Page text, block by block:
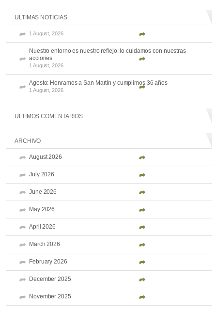
ULTIMAS NOTICIAS
1 August, 2026
Nuestro entorno es nuestro reflejo: lo cuidamos con nuestras
acciones
1 August, 2026
Agosto: Honramos a San Martín y cumplimos 36 años
1 August, 2026
ULTIMOS COMENTARIOS
ARCHIVO
August 2026
July 2026
June 2026
May 2026
April 2026
March 2026
February 2026
December 2025
November 2025